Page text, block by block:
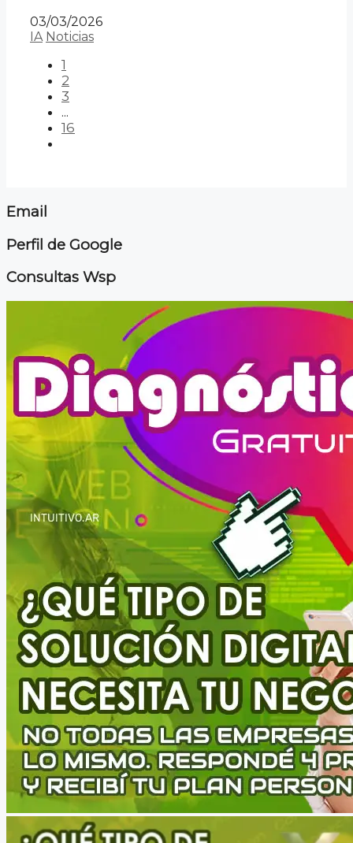
03/03/2026
IA Noticias
1
2
3
...
16
Email
Perfil de Google
Consultas Wsp